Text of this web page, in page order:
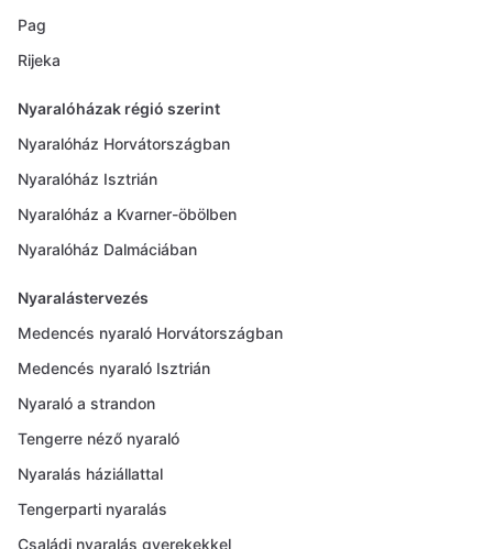
Pag
Rijeka
Nyaralóházak régió szerint
Nyaralóház Horvátországban
Nyaralóház Isztrián
Nyaralóház a Kvarner-öbölben
Nyaralóház Dalmáciában
Nyaralástervezés
Medencés nyaraló Horvátországban
Medencés nyaraló Isztrián
Nyaraló a strandon
Tengerre néző nyaraló
Nyaralás háziállattal
Tengerparti nyaralás
Családi nyaralás gyerekekkel